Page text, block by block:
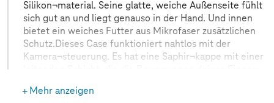
Silikon¬material. Seine glatte, weiche Außenseite fühlt
sich gut an und liegt genauso in der Hand. Und innen
bietet ein weiches Futter aus Mikrofaser zusätzlichen
Schutz.Dieses Case funktioniert nahtlos mit der
Kamera¬steuerung. Es hat eine Saphir¬kappe mit einer
kann.Mit integrierten Magneten, die sich perfekt am
Mehr anzeigen